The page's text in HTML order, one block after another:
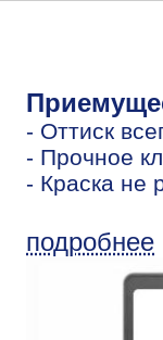
- Оттиск
- Прочное
- Краска не
подробнее